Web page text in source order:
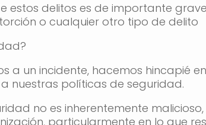
estos delitos es de importante
o cualquier otro tipo de delito
a un incidente, hacemos hincapié
nuestras políticas de seguridad.
no es inherentemente
particularmente en lo que